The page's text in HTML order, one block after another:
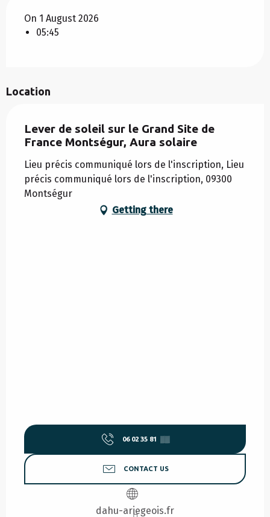
On 1 August 2026
05:45
Location
Lever de soleil sur le Grand Site de
France Montségur, Aura solaire
Lieu précis communiqué lors de l'inscription, Lieu
précis communiqué lors de l'inscription, 09300
Montségur
Getting there
06 02 35 81 ▒▒
CONTACT US
dahu-ariegeois.fr